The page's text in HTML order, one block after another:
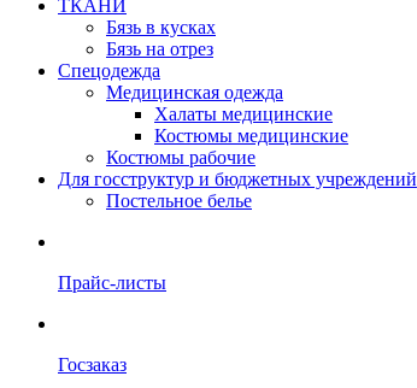
ТКАНИ
Бязь в кусках
Бязь на отрез
Спецодежда
Медицинская одежда
Халаты медицинские
Костюмы медицинские
Костюмы рабочие
Для госструктур и бюджетных учреждений
Постельное белье
Прайс-листы
Госзаказ